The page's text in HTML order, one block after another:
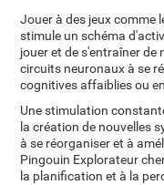
Jouer à des jeux comme
stimule un schéma
jouer et de s'entraîner de
circuits neuronaux à se
cognitives affaiblies ou
Une stimulation
la création de nouvelles
à se réorganiser et à
Pingouin Explorateur
la planification et à la